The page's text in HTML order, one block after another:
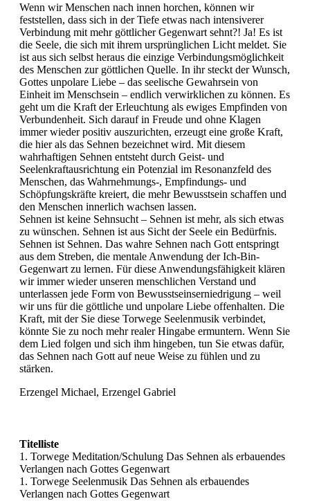
Wenn wir Menschen nach innen horchen, können wir
feststellen, dass sich in der Tiefe etwas nach intensiverer
Verbindung mit mehr göttlicher Gegenwart sehnt?! Ja! Es ist
die Seele, die sich mit ihrem ursprünglichen Licht meldet. Sie
ist aus sich selbst heraus die einzige Verbindungsmöglichkeit
des Menschen zur göttlichen Quelle. In ihr steckt der Wunsch,
Gottes unpolare Liebe – das seelische Gewahrsein von
Einheit im Menschsein – endlich verwirklichen zu können. Es
geht um die Kraft der Erleuchtung als ewiges Empfinden von
Verbundenheit. Sich darauf in Freude und ohne Klagen
immer wieder positiv auszurichten, erzeugt eine große Kraft,
die hier als das Sehnen bezeichnet wird. Mit diesem
wahrhaftigen Sehnen entsteht durch Geist- und
Seelenkraftausrichtung ein Potenzial im Resonanzfeld des
Menschen, das Wahrnehmungs-, Empfindungs- und
Schöpfungskräfte kreiert, die mehr Bewusstsein schaffen und
den Menschen innerlich wachsen lassen.
Sehnen ist keine Sehnsucht – Sehnen ist mehr, als sich etwas
zu wünschen. Sehnen ist aus Sicht der Seele ein Bedürfnis.
Sehnen ist Sehnen. Das wahre Sehnen nach Gott entspringt
aus dem Streben, die mentale Anwendung der Ich-Bin-
Gegenwart zu lernen. Für diese Anwendungsfähigkeit klären
wir immer wieder unseren menschlichen Verstand und
unterlassen jede Form von Bewusstseinserniedrigung – weil
wir uns für die göttliche und unpolare Liebe offenhalten. Die
Kraft, mit der Sie diese Torwege Seelenmusik verbindet,
könnte Sie zu noch mehr realer Hingabe ermuntern. Wenn Sie
dem Lied folgen und sich ihm hingeben, tun Sie etwas dafür,
das Sehnen nach Gott auf neue Weise zu fühlen und zu
stärken.
Erzengel Michael, Erzengel Gabriel
Titelliste
1. Torwege Meditation/Schulung Das Sehnen als erbauendes
Verlangen nach Gottes Gegenwart
1. Torwege Seelenmusik Das Sehnen als erbauendes
Verlangen nach Gottes Gegenwart